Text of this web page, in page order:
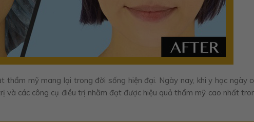
thẩm mỹ mang lại trong đời sống hiện đại. Ngày nay, khi y học ngày
và các công cụ điều trị nhằm đạt được hiệu quả thẩm mỹ cao nhất